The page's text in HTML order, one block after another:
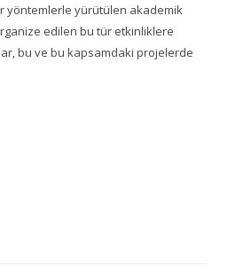
yöntemlerle yürütülen akademik
edilen bu tür etkinliklere
bu ve bu kapsamdaki projelerde